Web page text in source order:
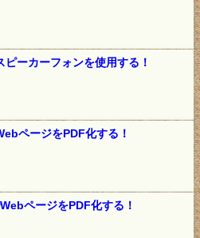
ーカーフォンを使用する！
ページをPDF化する！
ページをPDF化する！